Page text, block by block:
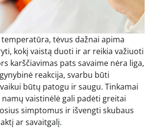
temperatūra, tėvus dažnai apima
kokį vaistą duoti ir ar reikia važiuoti
karščiavimas pats savaime nėra liga,
reakcija, svarbu būti
būtų patogu ir saugu. Tinkamai
vaistinėlė gali padėti greitai
simptomus ir išvengti skubaus
ar savaitgalį.